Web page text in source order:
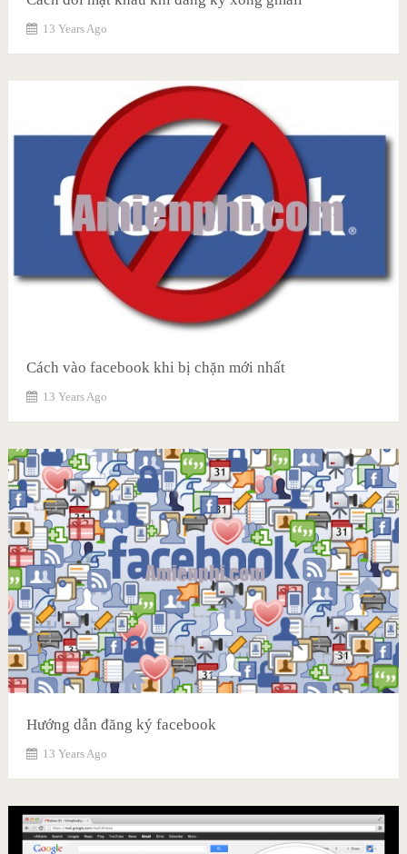
13 Years Ago
Cách vào facebook khi bị chặn mới nhất
13 Years Ago
Hướng dẫn đăng ký facebook
13 Years Ago